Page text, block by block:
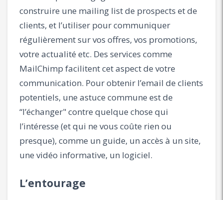
construire une mailing list de prospects et de
clients, et l’utiliser pour communiquer
régulièrement sur vos offres, vos promotions,
votre actualité etc. Des services comme
MailChimp facilitent cet aspect de votre
communication. Pour obtenir l’email de clients
potentiels, une astuce commune est de
“l’échanger" contre quelque chose qui
l’intéresse (et qui ne vous coûte rien ou
presque), comme un guide, un accès à un site,
une vidéo informative, un logiciel.
L’entourage